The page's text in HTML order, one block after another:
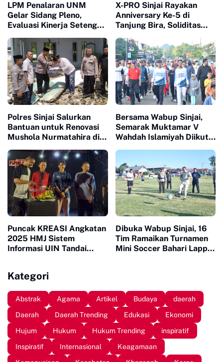
LPM Penalaran UNM
Gelar Sidang Pleno,
Evaluasi Kinerja Setengah
X-PRO Sinjai Rayakan
Anniversary Ke-5 di
Tanjung Bira, Soliditas
Terbendung
Polres Sinjai Salurkan
Bantuan untuk Renovasi
Mushola Nurmatahira di
Bersama Wabup Sinjai,
Semarak Muktamar V
Wahdah Islamiyah Diikuti
Puncak KREASI Angkatan
2025 HMJ Sistem
Informasi UIN Tandai
Dibuka Wabup Sinjai, 16
Tim Ramaikan Turnamen
Mini Soccer Bahari Lappa
Kategori
Abstrak Agama Artikel Budaya
daerah
Daerah
Daerah Trending Edukasi
Ekonomi
Hujum
Hukum Hukum Trending
inspiratif
Inspiratif
Internasional
Keagamaan